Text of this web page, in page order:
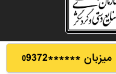
میزبان ****** 09372 می باشد.